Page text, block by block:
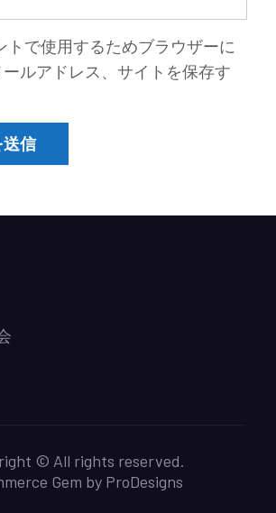
トで使用するためブラウザーに
ルアドレス、サイトを保存す
© All rights reserved.
Gem by ProDesigns